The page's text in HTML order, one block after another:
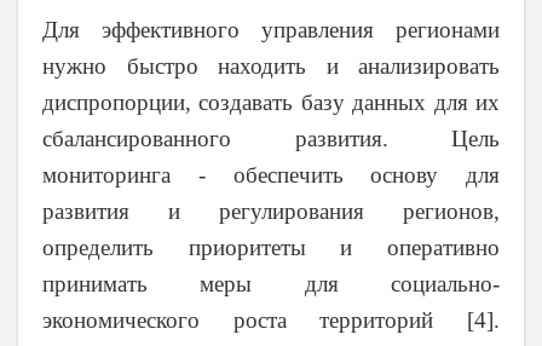
Для эффективного управления регионами
нужно быстро находить и анализировать
диспропорции, создавать базу данных для их
сбалансированного развития. Цель
мониторинга - обеспечить основу для
развития и регулирования регионов,
определить приоритеты и оперативно
принимать меры для социально-
экономического роста территорий [4].